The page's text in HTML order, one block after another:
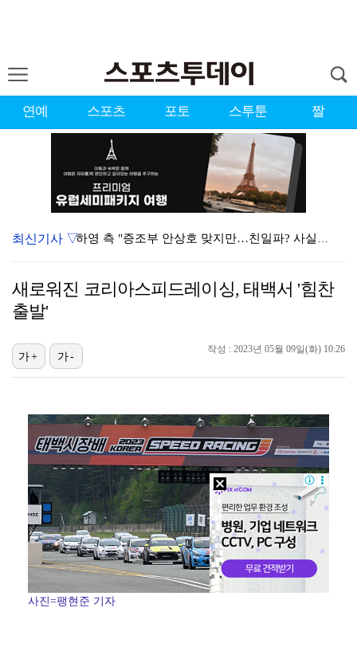
연예 스포츠 포토 스투툰 짤
하영 측 "증조부 안상호 맞지만…친일파? 사실무근" […
"스토킹 피해자" 황정민VS"2억대 손해배상" A 씨,…
김지원, 어린이병원에 1억원 쾌척 "'닥터X' 촬영 중…
기록적인 폭염에 멈췄던 KBO, 11일부터 순위 경쟁 …
고영욱, 도 넘은 저격 논란…이번엔 박하선에 "감당 안…
권영찬, 김수현 관련 허위사실 유포 혐의로 검찰行
'친일 의혹' 하영 증조부 안상호, 고종 독살 의혹까지…
최신기사 ▽
새로워진 코리아스피드레이싱, 태백서 '힘찬
출발'
작성 : 2023년 05월 09일(화) 10:26
가+ 가-
사진=팽현준 기자